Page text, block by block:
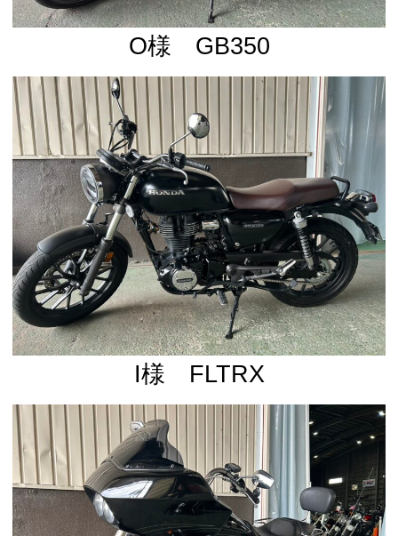
O様 GB350
I様 FLTRX